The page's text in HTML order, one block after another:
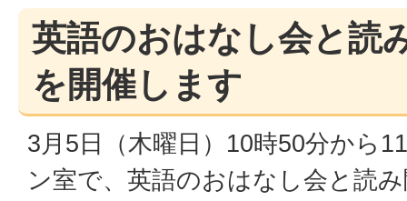
英語のおはなし会と読
を開催します
3月5日（木曜日）10時50分から
ン室で、英語のおはなし会と読